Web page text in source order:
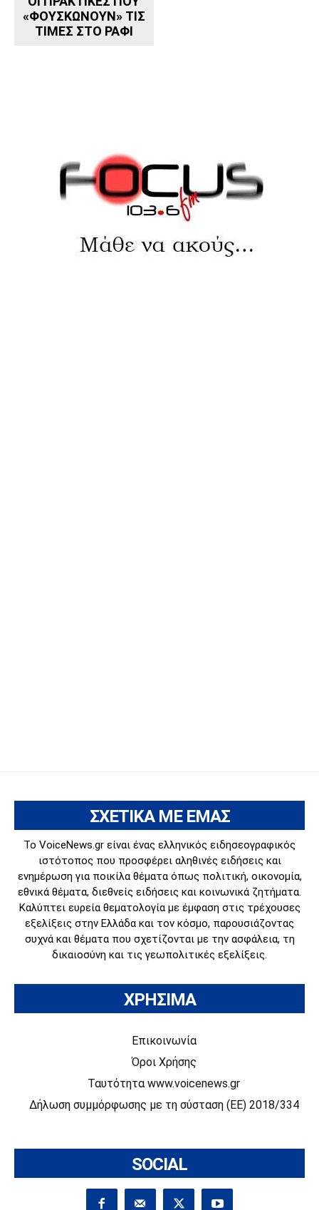
«ΦΟΥΣΚΩΝΟΥΝ» ΤΙΣ
ΤΙΜΕΣ ΣΤΟ ΡΑΦΙ
ΣΧΕΤΙΚΑ ΜΕ ΕΜΑΣ
Το VoiceNews.gr είναι ένας ελληνικός ειδησεογραφικός
ιστότοπος που προσφέρει αληθινές ειδήσεις και
ενημέρωση για ποικίλα θέματα όπως πολιτική, οικονομία,
εθνικά θέματα, διεθνείς ειδήσεις και κοινωνικά ζητήματα.
Καλύπτει ευρεία θεματολογία με έμφαση στις τρέχουσες
εξελίξεις στην Ελλάδα και τον κόσμο, παρουσιάζοντας
συχνά και θέματα που σχετίζονται με την ασφάλεια, τη
δικαιοσύνη και τις γεωπολιτικές εξελίξεις.
ΧΡΗΣΙΜΑ
Επικοινωνία
Όροι Χρήσης
Ταυτότητα www.voicenews.gr
Δήλωση συμμόρφωσης με τη σύσταση (ΕΕ) 2018/334
SOCIAL